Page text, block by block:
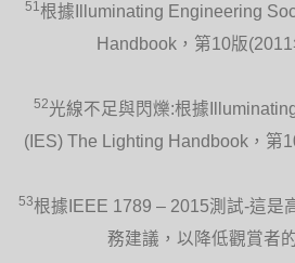
51 根據Illuminating Engineering
Handbook，第10版(2011
52光線不足與閃爍:根據
(IES) The Lighting Handbook，第
53根據IEEE 1789 – 2015測試-這是
務建議，以降低觀賞者